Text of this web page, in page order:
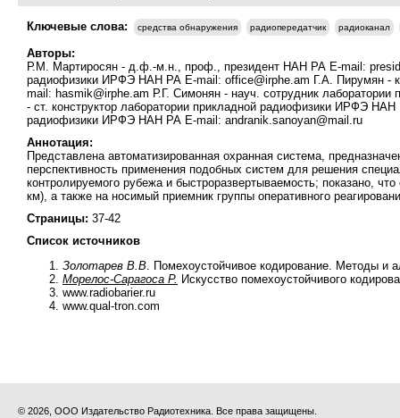
Ключевые слова: средства обнаружения радиопередатчик радиоканал
Авторы:
Р.М. Мартиросян - д.ф.-м.н., проф., президент НАН РА Е-mail:
радиофизики ИРФЭ НАН РА Е-mail: office@irphe.am Г.А. Пирумян -
mail: hasmik@irphe.am Р.Г. Симонян - науч. сотрудник
- ст. конструктор лаборатории прикладной радиофизики ИРФЭ
радиофизики ИРФЭ НАН РА Е-mail: andranik.sanoyan@mail.ru
Аннотация:
Представлена автоматизированная охранная система,
перспективность применения подобных систем для решения
контролируемого рубежа и быстроразвертываемость; показано,
км), а также на носимый приемник группы оперативного
Страницы: 37-42
Список источников
Золотарев В.В. Помехоустойчивое кодирование. Методы и
Морелос-Сарагоса Р. Искусство помехоустойчивого
www.radiobarier.ru
www.qual-tron.com
© 2026, ООО Издательство Радиотехника. Все права защищены.